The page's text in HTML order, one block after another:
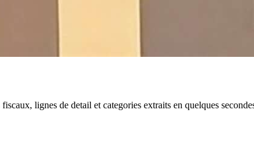
lignes de detail et categories extraits en quelques